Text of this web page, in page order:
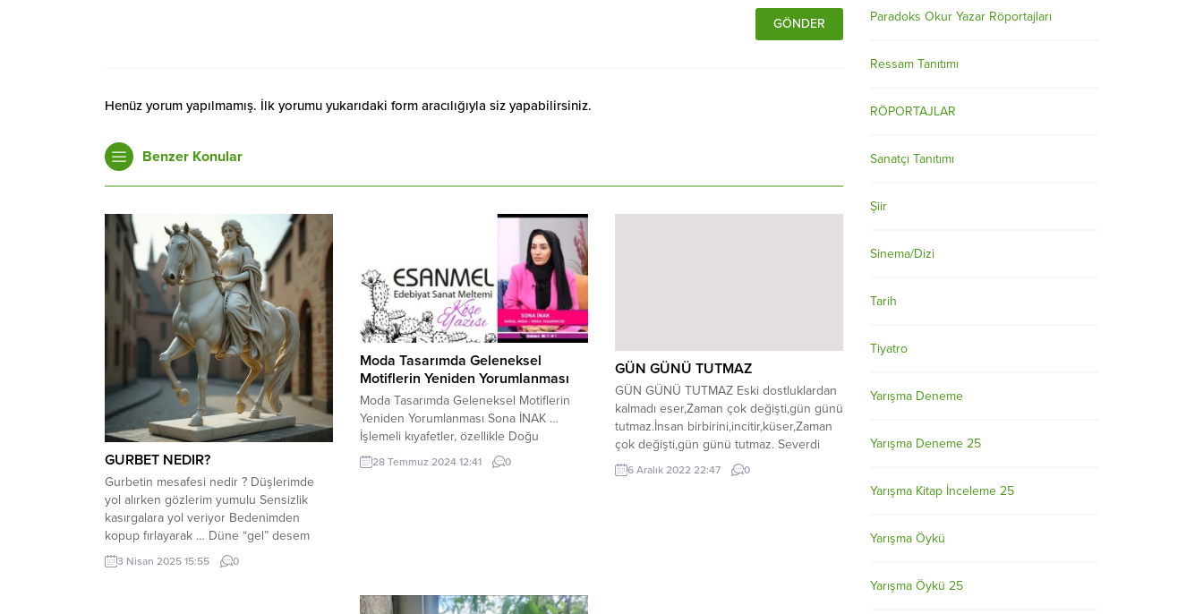
Henüz yorum yapılmamış. İlk yorumu yukarıdaki form aracılığıyla siz yapabilirsiniz.
Benzer Konular
GURBET NEDIR?
Gurbetin mesafesi nedir ? Düşlerimde
yol alırken gözlerim yumulu Sensizlik
kasırgalara yol veriyor Bedenimden
kopup fırlayarak … Düne “gel” desem
duyar mı? Karayel , Uzayan ceylan
bakışların … Ateş düşen bağrımda köz
3 Nisan 2025 15:55 0
Moda Tasarımda Geleneksel
Motiflerin Yeniden Yorumlanması
Moda Tasarımda Geleneksel Motiflerin
Yeniden Yorumlanması Sona İNAK …
İşlemeli kıyafetler, özellikle Doğu
kültüründe köklü bir gelenek olarak
varlığını sürdürmektedir. Mardin, Urfa,
28 Temmuz 2024 12:41 0
GÜN GÜNÜ TUTMAZ
GÜN GÜNÜ TUTMAZ Eski dostluklardan
kalmadı eser,Zaman çok değişti,gün günü
tutmaz.İnsan birbirini,incitir,küser,Zaman
çok değişti,gün günü tutmaz. Severdi
dost dostu,insanlık vardı,Anlatsan
derdini,dertten anlardı,Dostunun
6 Aralık 2022 22:47 0
Paradoks Okur Yazar Röportajları
Ressam Tanıtımı
RÖPORTAJLAR
Sanatçı Tanıtımı
Şiir
Sinema/Dizi
Tarih
Tiyatro
Yarışma Deneme
Yarışma Deneme 25
Yarışma Kitap İnceleme 25
Yarışma Öykü
Yarışma Öykü 25